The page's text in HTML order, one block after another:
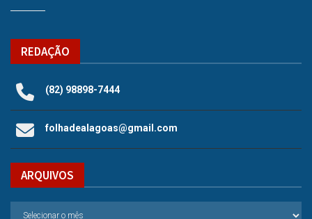
REDAÇÃO
(82) 98898-7444
folhadealagoas@gmail.com
ARQUIVOS